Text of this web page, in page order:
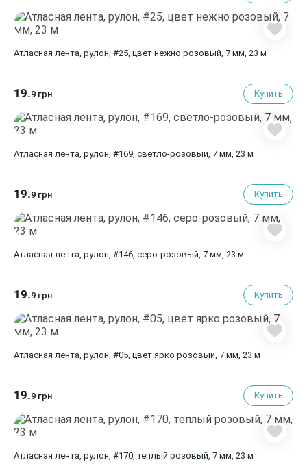
Атласная лента, рулон, #25, цвет нежно розовый, 7 мм, 23 м
19.9 грн Купить
Атласная лента, рулон, #169, светло-розовый, 7 мм, 23 м
19.9 грн Купить
Атласная лента, рулон, #146, серо-розовый, 7 мм, 23 м
19.9 грн Купить
Атласная лента, рулон, #05, цвет ярко розовый, 7 мм, 23 м
19.9 грн Купить
Атласная лента, рулон, #170, теплый розовый, 7 мм, 23 м